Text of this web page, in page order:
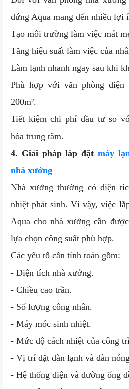
đứng Aqua mang đến nhiều lợi
Tạo môi trường làm việc mát
Tăng hiệu suất làm việc của
Làm lạnh nhanh ngay sau khi
Phù hợp với văn phòng diện
200m².
Tiết kiệm chi phí đầu tư so
hòa trung tâm.
4. Giải pháp lắp đặt máy
nhà xưởng
Nhà xưởng thường có diện
nhiệt phát sinh. Vì vậy, việc
Aqua cho nhà xưởng cần
lựa chọn công suất phù hợp.
Các yếu tố cần tính toán gồm:
- Diện tích nhà xưởng.
- Chiều cao trần.
- Số lượng công nhân.
- Máy móc sinh nhiệt.
- Mức độ cách nhiệt của công
- Vị trí đặt dàn lạnh và dàn
- Hệ thống điện và đường ống